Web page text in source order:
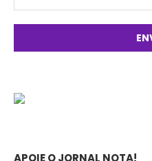
APOIE O JORNAL NOTA!